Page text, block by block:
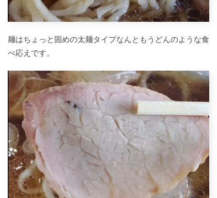
麺はちょっと固めの太麺タイプなんともうどんのような食
べ応えです。